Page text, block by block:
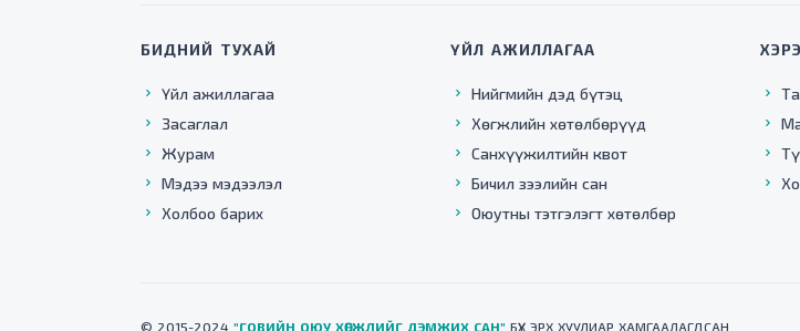
БИДНИЙ ТУХАЙ
Үйл ажиллагаа
Засаглал
Журам
Мэдээ мэдээлэл
Холбоо барих
ҮЙЛ АЖИЛЛАГАА
Нийгмийн дэд бүтэц
Хөгжлийн хөтөлбөрүүд
Санхүүжилтийн квот
Бичил зээлийн сан
Оюутны тэтгэлэгт хөтөлбөр
© 2015-2024 "ГОВИЙН ОЮУ ХӨГЖЛИЙГ ДЭМЖИХ САН" БҮХ ЭРХ ХУУЛИАР ХАМГААЛАГДСАН